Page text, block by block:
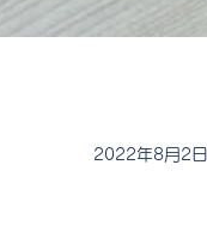
2022年8月2日